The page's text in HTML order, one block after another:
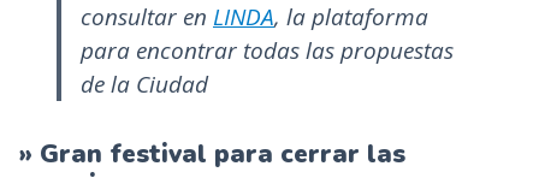
consultar en LINDA, la plataforma
para encontrar todas las propuestas
de la Ciudad
» Gran festival para cerrar las